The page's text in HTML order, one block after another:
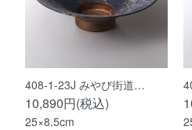
408-1-23J みやび街道…
10,890円(税込)
25×8.5cm